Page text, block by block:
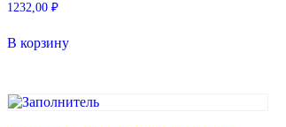
1232,00 ₽
В корзину